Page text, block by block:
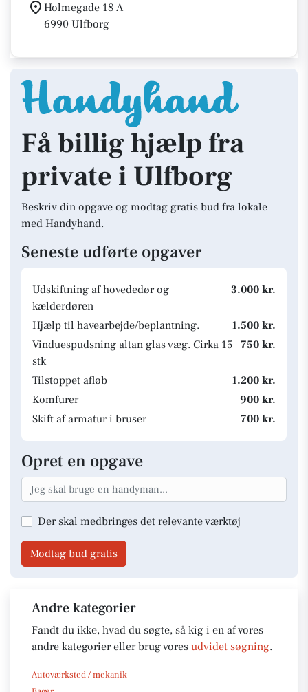
Holmegade 18 A
6990 Ulfborg
Få billig hjælp fra
private i Ulfborg
Beskriv din opgave og modtag gratis bud fra lokale
med Handyhand.
Seneste udførte opgaver
Udskiftning af hovededør og
kælderdøren
3.000 kr.
Hjælp til havearbejde/beplantning.
1.500 kr.
Vinduespudsning altan glas væg. Cirka 15
stk
750 kr.
Tilstoppet afløb
1.200 kr.
Komfurer
900 kr.
Skift af armatur i bruser
700 kr.
Opret en opgave
Der skal medbringes det relevante værktøj
Modtag bud gratis
Andre kategorier
Fandt du ikke, hvad du søgte, så kig i en af vores
andre kategorier eller brug vores udvidet søgning.
Autoværksted / mekanik